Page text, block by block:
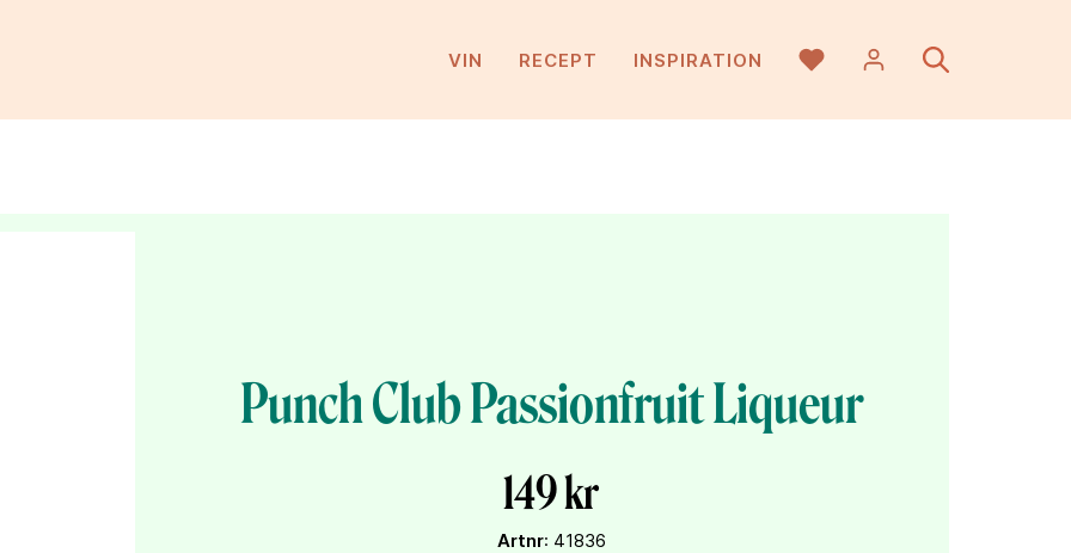
VIN RECEPT INSPIRATION
Punch Club Passionfruit Liqueur
149 kr
Artnr: 41836